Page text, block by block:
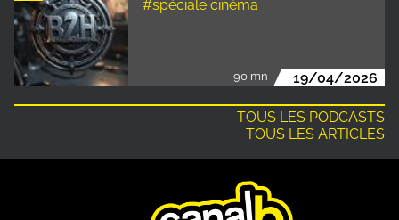
#spéciale cinéma
90 mn 19/04/2026
TOUS LES PODCASTS
TOUS LES ARTICLES